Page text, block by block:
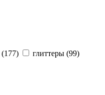
(177) глиттеры (99)